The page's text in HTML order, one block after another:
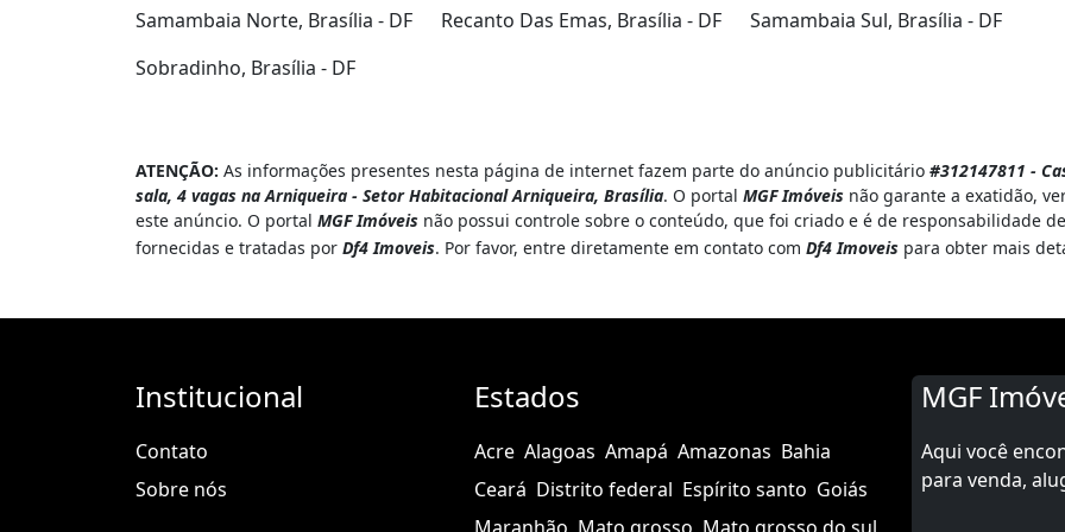
Condomínio americano: segurança, privacidade e baixo custo
Condomínio: R$ 250,00
Localização: SHA Conjunto 4 Chácara 53 A ? Brasília/DF ? CEP
Wendel de Sá
Resumindo
Samambaia Norte, Brasília - DF
Recanto Das Emas, Brasília - DF
Samambaia Sul, Brasília - DF
Sobradinho, Brasília - DF
ATENÇÃO: As informações presentes nesta página de internet fazem parte do anúncio publicitário #312147811 -
sala, 4 vagas na Arniqueira - Setor Habitacional Arniqueira, Brasília. O portal MGF Imóveis não garante a exatidão,
este anúncio. O portal MGF Imóveis não possui controle sobre o conteúdo, que foi criado e é de responsabilidade
fornecidas e tratadas por Df4 Imoveis. Por favor, entre diretamente em contato com Df4 Imoveis para obter mais
Institucional
Contato
Sobre nós
Estados
Acre Alagoas Amapá Amazonas Bahia
Ceará Distrito federal Espírito santo Goiás
MGF
Aqui você
para venda,